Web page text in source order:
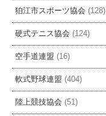
狛江市スポーツ協会 (128)
硬式テニス協会 (124)
空手道連盟 (16)
軟式野球連盟 (404)
陸上競技協会 (51)